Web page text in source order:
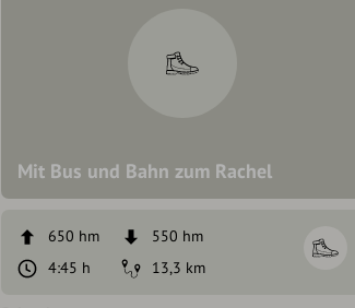
Mit Bus und Bahn zum Rachel
650 hm
550 hm
4:45 h
13,3 km